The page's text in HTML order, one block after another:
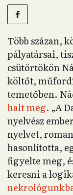
Több százan,
pályatársai,
csütörtökön
költőt,
temetőben.
halt meg. „A
nyelvész
nyelvet,
hasonlította,
figyelte meg,
keresni a